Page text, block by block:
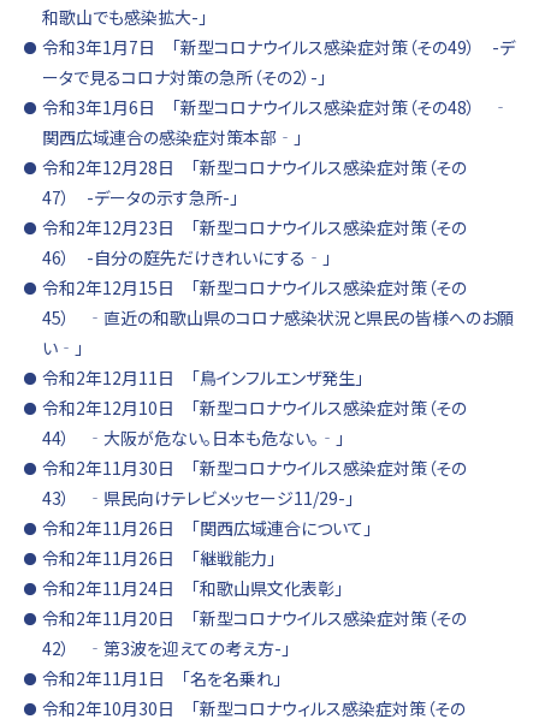
和歌山でも感染拡大-」
令和3年1月7日 「新型コロナウイルス感染症対策（その49） -デ
ータで見るコロナ対策の急所（その2）-」
令和3年1月6日 「新型コロナウイルス感染症対策（その48） ‐
関西広域連合の感染症対策本部‐」
令和2年12月28日 「新型コロナウイルス感染症対策（その
47） -データの示す急所-」
令和2年12月23日 「新型コロナウイルス感染症対策（その
46） -自分の庭先だけきれいにする‐」
令和2年12月15日 「新型コロナウイルス感染症対策（その
45） ‐直近の和歌山県のコロナ感染状況と県民の皆様へのお願
い‐」
令和2年12月11日 「鳥インフルエンザ発生」
令和2年12月10日 「新型コロナウイルス感染症対策（その
44） ‐大阪が危ない。日本も危ない。‐」
令和2年11月30日 「新型コロナウイルス感染症対策（その
43） ‐県民向けテレビメッセージ11/29-」
令和2年11月26日 「関西広域連合について」
令和2年11月26日 「継戦能力」
令和2年11月24日 「和歌山県文化表彰」
令和2年11月20日 「新型コロナウイルス感染症対策（その
42） ‐第3波を迎えての考え方-」
令和2年11月1日 「名を名乗れ」
令和2年10月30日 「新型コロナウィルス感染症対策（その